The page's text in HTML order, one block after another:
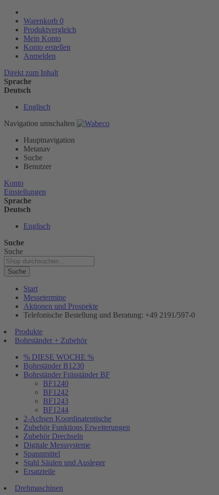
Warenkorb 0
Produktvergleich
Mein Konto
Konto erstellen
Anmelden
Direkt zum Inhalt
Sprache
Deutsch
Englisch
Navigation umschalten
Hauptnavigation
Metanav
Suche
Benutzer
Konto
Einstellungen
Sprache
Deutsch
Englisch
Suche
Suche
Suche
Start
Messetermine
Aktionen und Prospekte
Telefonische Bestellung und Beratung: +49 2191/597-0
Produkte
Bohrständer + Zubehör
% DIESE WOCHE %
Bohrständer B1230
Bohrständer Fräsständer BF
BF1240
BF1242
BF1243
BF1244
2-Achsen Koordinatentische
Zubehör Funktions Erweiterungen
Zubehör Drechseln
Digitale Messsysteme
Spannmittel
Stahl Säulen und Ausleger
Ersatzteile
Drehmaschinen